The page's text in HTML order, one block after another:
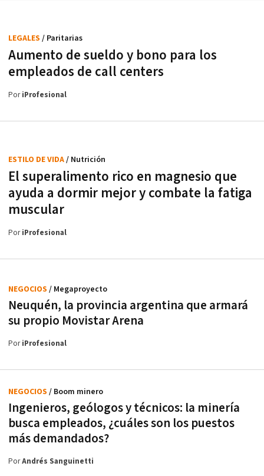
Aumento de sueldo y bono para los
empleados de call centers
LEGALES / Paritarias
PoriProfesional
El superalimento rico en magnesio que
ayuda a dormir mejor y combate la fatiga
muscular
ESTILO DE VIDA/ Nutrición
PoriProfesional
Neuquén, la provincia argentina que armará
su propio Movistar Arena
NEGOCIOS / Megaproyecto
PoriProfesional
Ingenieros, geólogos y técnicos: la minería
busca empleados, ¿cuáles son los puestos
más demandados?
NEGOCIOS / Boom minero
PorAndrés Sanguinetti